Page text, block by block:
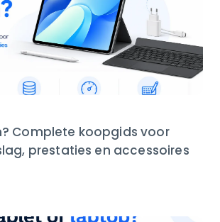
Complete koopgids voor
prestaties en accessoires